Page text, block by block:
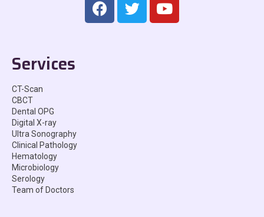
Services
CT-Scan
CBCT
Dental OPG
Digital X-ray
Ultra Sonography
Clinical Pathology
Hematology
Microbiology
Serology
Team of Doctors